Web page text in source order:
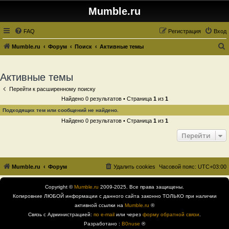
Mumble.ru
FAQ Вход
Регистрация
Mumble.ru Форум Поиск Активные темы
Активные темы
Перейти к расширенному поиску
Найдено 0 результатов • Страница 1из 1
Подходящих тем или сообщений не найдено.
Найдено 0 результатов • Страница 1из 1
Перейти
Mumble.ru Форум Часовой пояс: UTC+03:00
Удалить cookies
Copyright ©Mumble.ru 2009-2025. Все права защищены.
Копировние ЛЮБОЙ информации с данного сайта законно ТОЛЬКО при наличии
активной ссылки на Mumble.ru ®
Связь с Администрацией: по e-mail или через форму обратной связи
Разработано : B0nuse ®